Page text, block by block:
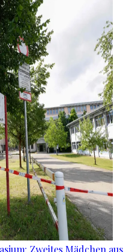
Zweites Mädchen aus